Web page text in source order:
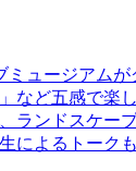
ュージアムが
など五感で楽
ランドスケー
によるトークも